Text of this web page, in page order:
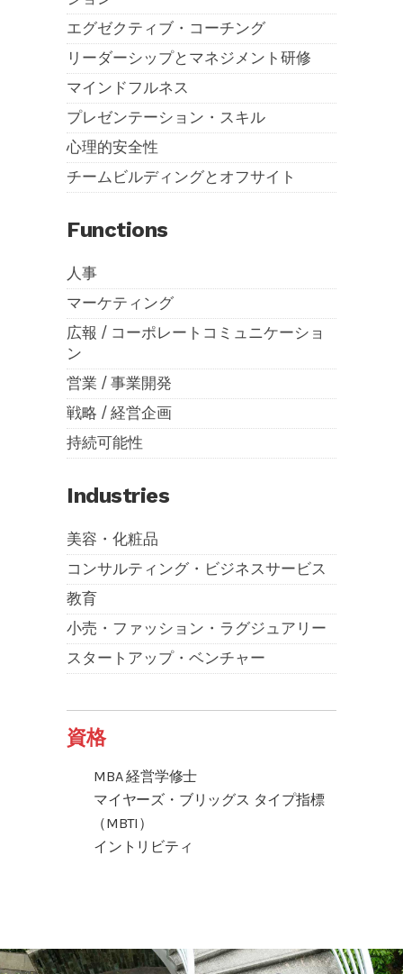
エグゼクティブ・コーチング
リーダーシップとマネジメント研修
マインドフルネス
プレゼンテーション・スキル
心理的安全性
チームビルディングとオフサイト
Functions
人事
マーケティング
広報 / コーポレートコミュニケーショ
ン
営業 / 事業開発
戦略 / 経営企画
持続可能性
Industries
美容・化粧品
コンサルティング・ビジネスサービス
教育
小売・ファッション・ラグジュアリー
スタートアップ・ベンチャー
資格
MBA 経営学修士
マイヤーズ・ブリッグス タイプ指標
（MBTI）
イントリビティ